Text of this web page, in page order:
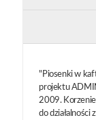
"Piosenki w
projektu
2009.
do